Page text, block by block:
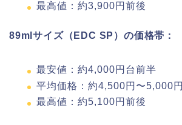
最高値：約3,900円前後
89mlサイズ（EDC SP）の価格帯：
最安値：約4,000円台前半
平均価格：約4,500円〜5,000円
最高値：約5,100円前後